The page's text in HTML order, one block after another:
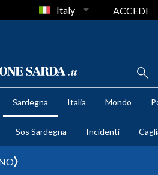
Italy ACCEDI
Sardegna Italia Mondo
Sos Sardegna Incidenti